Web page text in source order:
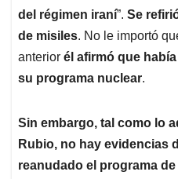
del régimen iraní”. Se
de misiles. No le importó
anterior él afirmó que
su programa nuclear.
Sin embargo, tal como lo
Rubio, no hay evidencias
reanudado el programa